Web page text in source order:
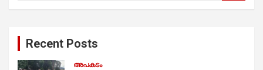
Recent Posts
അപകടം